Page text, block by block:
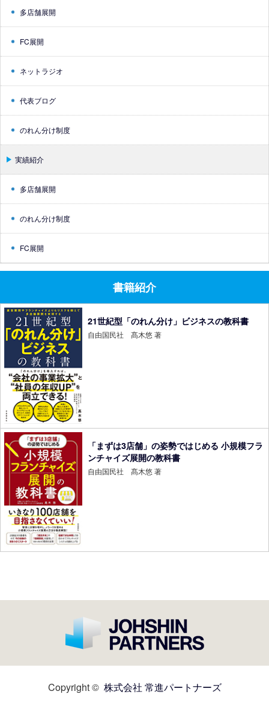
多店舗展開
FC展開
ネットラジオ
代表ブログ
のれん分け制度
実績紹介
多店舗展開
のれん分け制度
FC展開
書籍紹介
21世紀型「のれん分け」ビジネスの教科書
自由国民社 髙木悠 著
「まずは3店舗」の姿勢ではじめる 小規模フラ
ンチャイズ展開の教科書
自由国民社 髙木悠 著
Copyright © 株式会社 常進パートナーズ